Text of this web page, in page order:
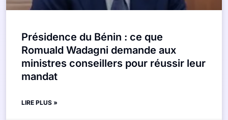
Présidence du Bénin : ce que
Romuald Wadagni demande aux
ministres conseillers pour réussir leur
mandat
LIRE PLUS »